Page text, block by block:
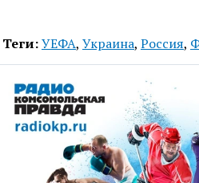
Теги:УЕФА, Украина, Россия,